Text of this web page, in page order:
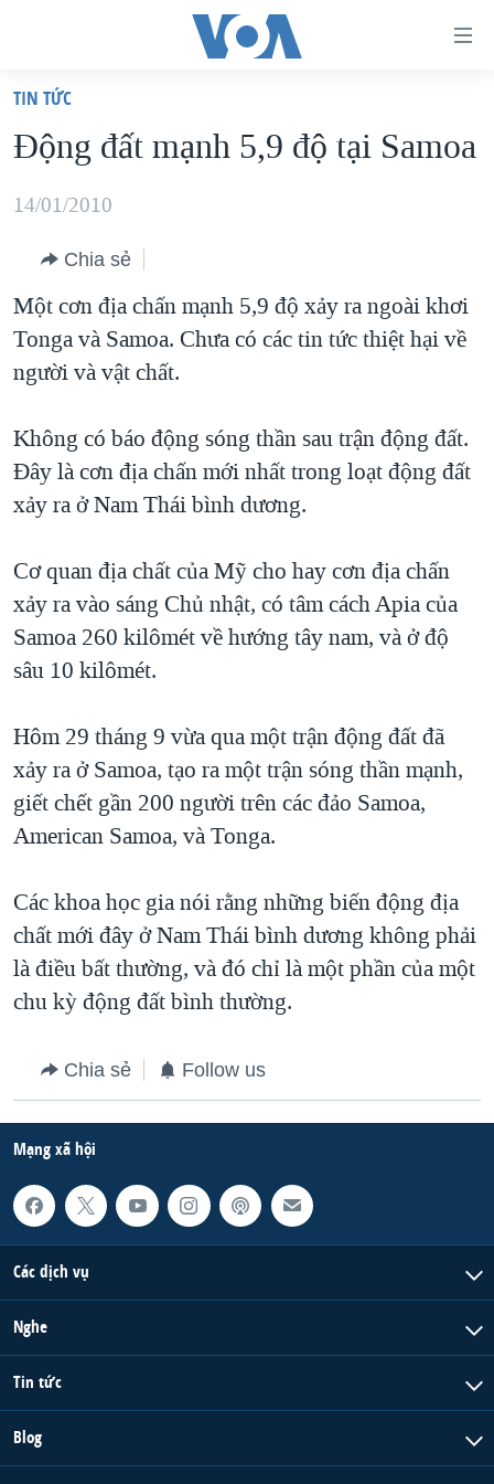
truy
cập
Tới
dung
chính
Tới
hướng
chính
Đi
"Tìm"
VIỆT NAM
HOA KỲ
BLOG
DIỄN ĐÀN
TỰ DO BÁO CHÍ
VẠCH TRẦN TIN GIẢ
NGƯỜI VIỆT HẢI NGOẠI
KINH TẾ
KHOA HỌC
SỨC KHOẺ
GIÁO DỤC
CHUYÊN ĐỀ
CHIẾN TRANH THƯƠNG MẠI CỦA MỸ: QUÁ KHỨ VÀ HIỆN
TẠI
MỘT NĂM CHIẾN TRANH TẠI DẢI GAZA
GIẢI MÃ VÀNH ĐAI & CON ĐƯỜNG
NGÀY TỊ NẠN THẾ GIỚI
GROUND ZERO – XƯA VÀ NAY
CHI PHÍ CHIẾN TRANH AFGHANISTAN
CÁC GIÁ TRỊ CỘNG HÒA Ở VIỆT NAM
TRỊNH VĨNH BÌNH VS. CHÍNH PHỦ VIỆT NAM
NGƯ DÂN VIỆT VÀ LÀN SÓNG TRỘM HẢI SÂM
BÊN KIA QUỐC LỘ: TIẾNG VỌNG TỪ NÔNG THÔN MỸ
QUAN HỆ VIỆT MỸ
HỌC TIẾNG ANH
VIDEO
NGHE
MẠNG XÃ HỘI
TIN TỨC
Động đất mạnh 5,9 độ tại Samoa
14/01/2010
Chia sẻ
Một cơn địa chấn mạnh 5,9 độ xảy ra ngoài khơi
Tonga và Samoa. Chưa có các tin tức thiệt hại về
người và vật chất.
Không có báo động sóng thần sau trận động đất.
Đây là cơn địa chấn mới nhất trong loạt động đất
xảy ra ở Nam Thái bình dương.
Cơ quan địa chất của Mỹ cho hay cơn địa chấn
xảy ra vào sáng Chủ nhật, có tâm cách Apia của
Samoa 260 kilômét về hướng tây nam, và ở độ
sâu 10 kilômét.
Hôm 29 tháng 9 vừa qua một trận động đất đã
xảy ra ở Samoa, tạo ra một trận sóng thần mạnh,
giết chết gần 200 người trên các đảo Samoa,
American Samoa, và Tonga.
Các khoa học gia nói rằng những biến động địa
chất mới đây ở Nam Thái bình dương không phải
là điều bất thường, và đó chỉ là một phần của một
chu kỳ động đất bình thường.
Chia sẻ Follow us
Mạng xã hội
Các dịch vụ
Nghe
Tin tức
Blog